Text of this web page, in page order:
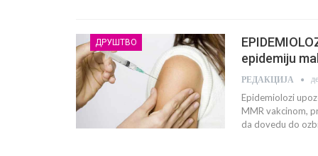
ДРУШТВО
epidemiju
РЕДАКЦИЈА
Epidemiolozi
MMR vakcinom,
da dovedu do